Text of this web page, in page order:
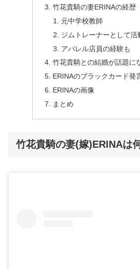
竹花貴騎の妻ERINAの経歴
元中学校教師
ジムトレーナーとして活
アパレル店員の経験も
竹花貴騎との結婚が話題に
ERINAのブラックカード発
ERINAの画像
まとめ
竹花貴騎の妻(嫁)ERINAは